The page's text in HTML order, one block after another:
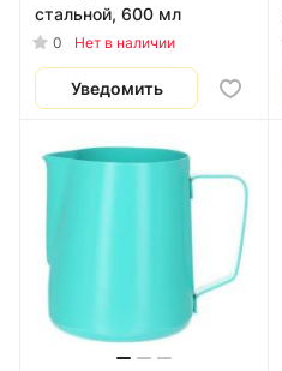
стальной, 600 мл
0 Нет в наличии
Уведомить